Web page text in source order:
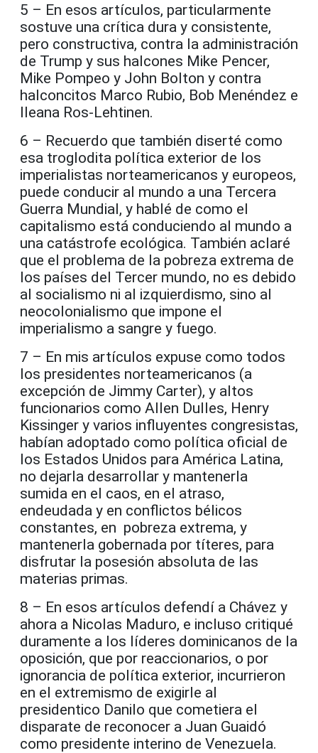
5 – En esos artículos, particularmente
sostuve una crítica dura y consistente,
pero constructiva, contra la administración
de Trump y sus halcones Mike Pencer,
Mike Pompeo y John Bolton y contra
halconcitos Marco Rubio, Bob Menéndez e
Ileana Ros-Lehtinen.
6 – Recuerdo que también diserté como
esa troglodita política exterior de los
imperialistas norteamericanos y europeos,
puede conducir al mundo a una Tercera
Guerra Mundial, y hablé de como el
capitalismo está conduciendo al mundo a
una catástrofe ecológica. También aclaré
que el problema de la pobreza extrema de
los países del Tercer mundo, no es debido
al socialismo ni al izquierdismo, sino al
neocolonialismo que impone el
imperialismo a sangre y fuego.
7 – En mis artículos expuse como todos
los presidentes norteamericanos (a
excepción de Jimmy Carter), y altos
funcionarios como Allen Dulles, Henry
Kissinger y varios influyentes congresistas,
habían adoptado como política oficial de
los Estados Unidos para América Latina,
no dejarla desarrollar y mantenerla
sumida en el caos, en el atraso,
endeudada y en conflictos bélicos
constantes, en pobreza extrema, y
mantenerla gobernada por títeres, para
disfrutar la posesión absoluta de las
materias primas.
8 – En esos artículos defendí a Chávez y
ahora a Nicolas Maduro, e incluso critiqué
duramente a los líderes dominicanos de la
oposición, que por reaccionarios, o por
ignorancia de política exterior, incurrieron
en el extremismo de exigirle al
presidentico Danilo que cometiera el
disparate de reconocer a Juan Guaidó
como presidente interino de Venezuela.